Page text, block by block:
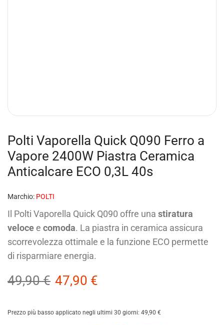
Polti Vaporella Quick Q090 Ferro a
Vapore 2400W Piastra Ceramica
Anticalcare ECO 0,3L 40s
Marchio: POLTI
Il Polti Vaporella Quick Q090 offre una stiratura
veloce e comoda. La piastra in ceramica assicura
scorrevolezza ottimale e la funzione ECO permette
di risparmiare energia.
49,90€ 47,90 €
Prezzo più basso applicato negli ultimi 30 giorni: 49,90 €